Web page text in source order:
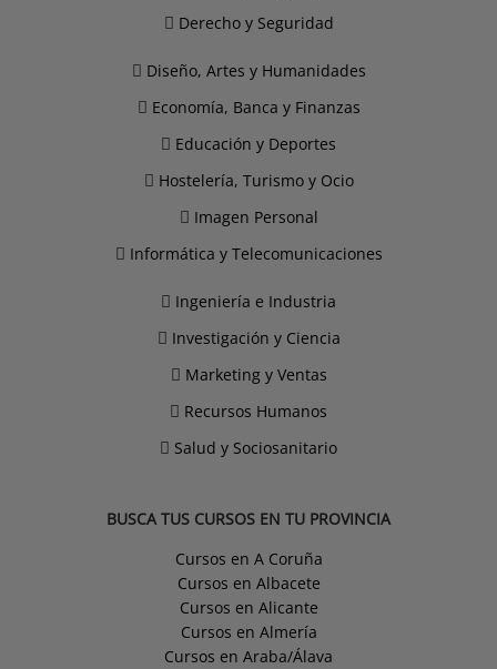
Derecho y Seguridad
Diseño, Artes y Humanidades
Economía, Banca y Finanzas
Educación y Deportes
Hostelería, Turismo y Ocio
Imagen Personal
Informática y Telecomunicaciones
Ingeniería e Industria
Investigación y Ciencia
Marketing y Ventas
Recursos Humanos
Salud y Sociosanitario
BUSCA TUS CURSOS EN TU PROVINCIA
Cursos en A Coruña
Cursos en Albacete
Cursos en Alicante
Cursos en Almería
Cursos en Araba/Álava